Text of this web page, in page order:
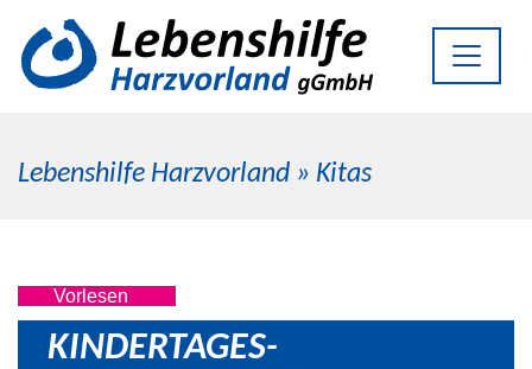
Lebenshilfe Harzvorland » Kitas
Vorlesen
KINDERTAGES­